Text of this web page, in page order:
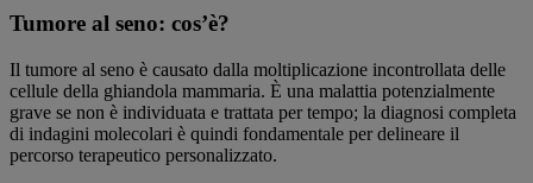
Tumore al seno: cos’è?
Il tumore al seno è causato dalla moltiplicazione incontrollata delle
cellule della ghiandola mammaria. È una malattia potenzialmente
grave se non è individuata e trattata per tempo; la diagnosi completa
di indagini molecolari è quindi fondamentale per delineare il
percorso terapeutico personalizzato.